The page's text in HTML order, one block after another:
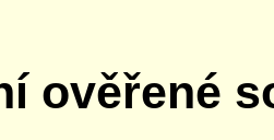
ověřené